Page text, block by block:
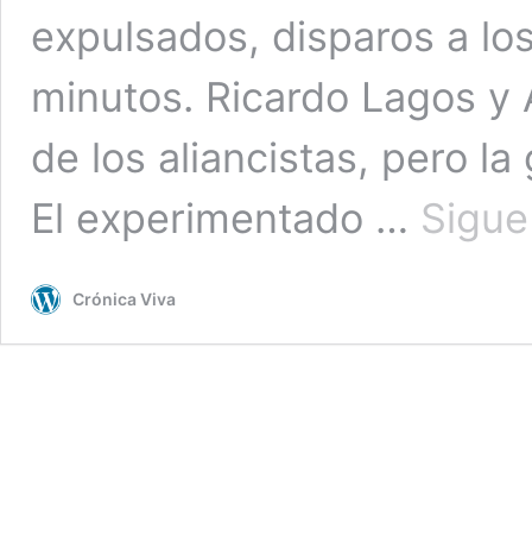
expulsados, disparos a
minutos. Ricardo Lagos
de los aliancistas, pero
El experimentado …
Crónica Viva